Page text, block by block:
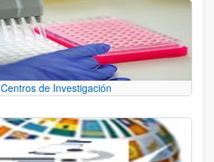
Centros de Investigación